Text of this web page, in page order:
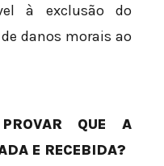
à exclusão do
danos morais ao
QUE A
E RECEBIDA?